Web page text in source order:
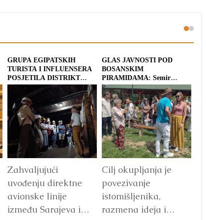
GRUPA EGIPATSKIH
TURISTA I INFLUENSERA
POSJETILA DISTRIKT
BOSANSKIH PIRAMIDA
Zahvaljujući
uvođenju direktne
avionske linije
između Sarajeva i
GLAS JAVNOSTI POD
BOSANSKIM
PIRAMIDAMA: Semir
Osmanagić okupio nezavisne
jutjubere i stvaraoce iz
regiona
Cilj okupljanja je
povezivanje
istomišljenika,
razmena ideja i